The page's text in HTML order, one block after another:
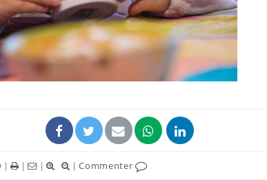
| | | |Commenter
Toujours connectés :
comment le travail
empiète de plus en plus
sur nos soirées
Cancer colorectal : une
stratégie simple aurait